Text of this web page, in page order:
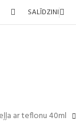
SALĪDZINI
ar teflonu 40ml